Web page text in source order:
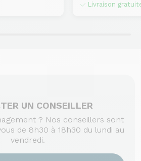
Livraison
UN CONSEILLER
? Nos conseillers sont
de 8h30 à 18h30 du lundi au
vendredi.